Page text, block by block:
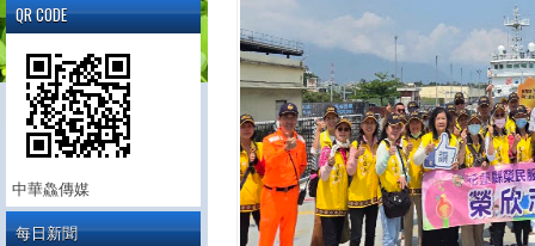
QR CODE
中華鱻傳媒
每日新聞